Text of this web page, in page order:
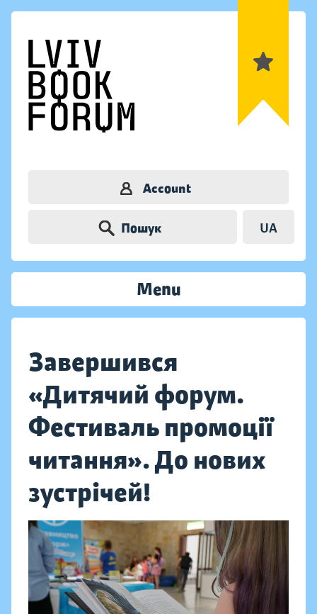
Account
Пошук UA
Menu
Завершився
«Дитячий форум.
Фестиваль промоції
читання». До нових
зустрічей!